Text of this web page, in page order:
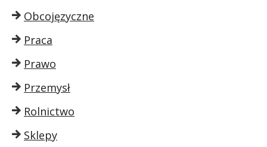
Obcojęzyczne
Praca
Prawo
Przemysł
Rolnictwo
Sklepy